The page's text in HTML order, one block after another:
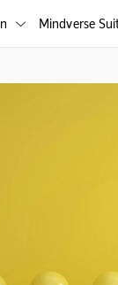
 Mindverse